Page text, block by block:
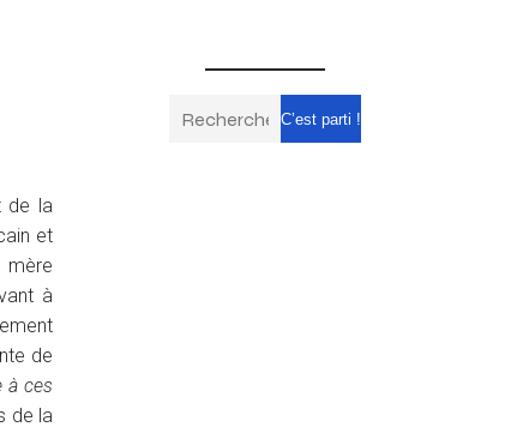
de la
et
mère
à
de
à ces
de la
C’est parti !